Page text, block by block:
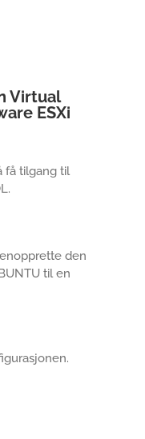
Virtual
ESXi
få tilgang til
den
til en